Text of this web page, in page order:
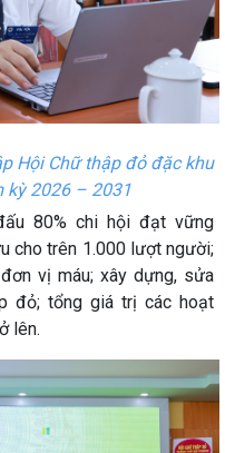
Hội Chữ thập đỏ đặc khu
kỳ 2026 – 2031
80% chi hội đạt vững
cho trên 1.000 lượt người;
vị máu; xây dựng, sửa
đỏ; tổng giá trị các hoạt
lên.